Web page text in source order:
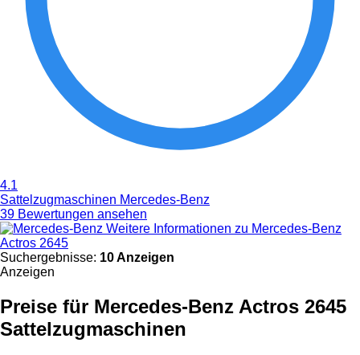
4.1
Sattelzugmaschinen Mercedes-Benz
39 Bewertungen ansehen
Weitere Informationen zu Mercedes-Benz
Actros 2645
Suchergebnisse: 10 Anzeigen
Anzeigen
Preise für Mercedes-Benz Actros 2645
Sattelzugmaschinen